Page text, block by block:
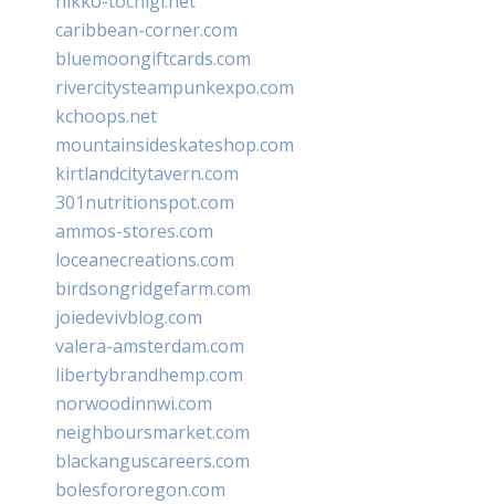
caribbean-corner.com
bluemoongiftcards.com
rivercitysteampunkexpo.com
kchoops.net
mountainsideskateshop.com
kirtlandcitytavern.com
301nutritionspot.com
ammos-stores.com
loceanecreations.com
birdsongridgefarm.com
joiedevivblog.com
valera-amsterdam.com
libertybrandhemp.com
norwoodinnwi.com
neighboursmarket.com
blackanguscareers.com
bolesfororegon.com